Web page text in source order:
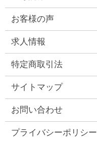
お客様の声
求人情報
特定商取引法
サイトマップ
お問い合わせ
プライバシーポリシー